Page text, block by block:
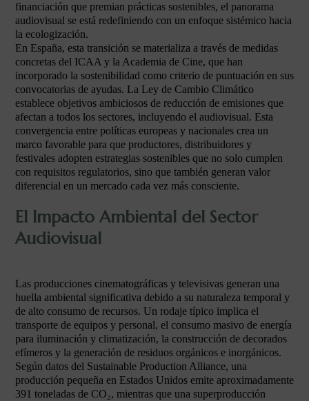
financiación que premian prácticas sostenibles, el panorama
audiovisual se está redefiniendo con un enfoque sistémico hacia
la ecologización.
En España, esta transición se materializa a través de medidas
concretas del ICAA y la Academia de Cine, que han
incorporado la sostenibilidad como criterio de puntuación en sus
convocatorias de ayudas. La Ley de Cambio Climático
establece objetivos ambiciosos de reducción de emisiones que
afectan a todos los sectores, incluyendo el audiovisual. Esta
convergencia entre políticas europeas y nacionales crea un
marco favorable para que productores, distribuidores y
festivales adopten estrategias sostenibles que no solo cumplen
con requisitos regulatorios, sino que también generan valor
diferencial en un mercado cada vez más consciente.
El Impacto Ambiental del Sector
Audiovisual
Las producciones cinematográficas y televisivas generan una
huella ambiental significativa debido a su naturaleza temporal y
de alto consumo de recursos. Un rodaje típico implica el
transporte de equipos y personal, el consumo masivo de energía
para iluminación y climatización, la construcción de decorados
efímeros y la generación de residuos orgánicos e inorgánicos.
Según datos del Sustainable Production Alliance, una
producción pequeña en Estados Unidos emite aproximadamente
391 toneladas de CO₂, mientras que una superproducción